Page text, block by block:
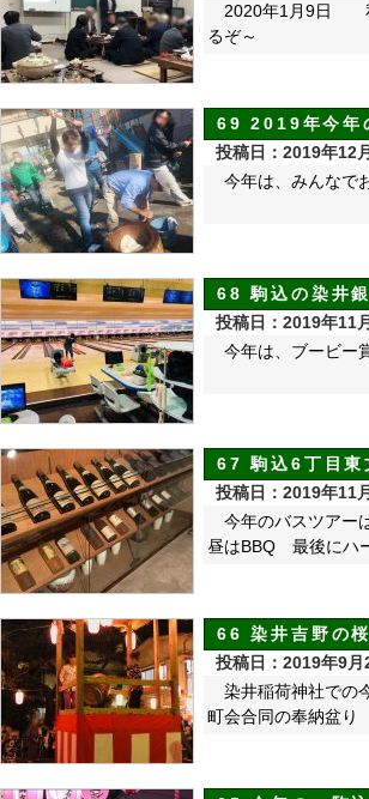
2020年1月9日 私
るぞ～ 吞み
69 2019年今年
投稿日：2019年12
今年は、みんなで
68 駒込の染井
投稿日：2019年11
今年は、ブービー
67 駒込6丁目
投稿日：2019年11
今年のバスツアー
昼はBBQ 最後にハ
66 染井吉野の桜
投稿日：2019年9月
染井稲荷神社で
町会合同の奉納